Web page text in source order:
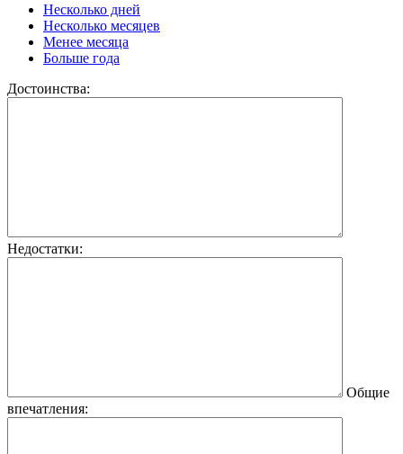
Несколько дней
Несколько месяцев
Менее месяца
Больше года
Достоинства:
Недостатки:
Общие
впечатления: